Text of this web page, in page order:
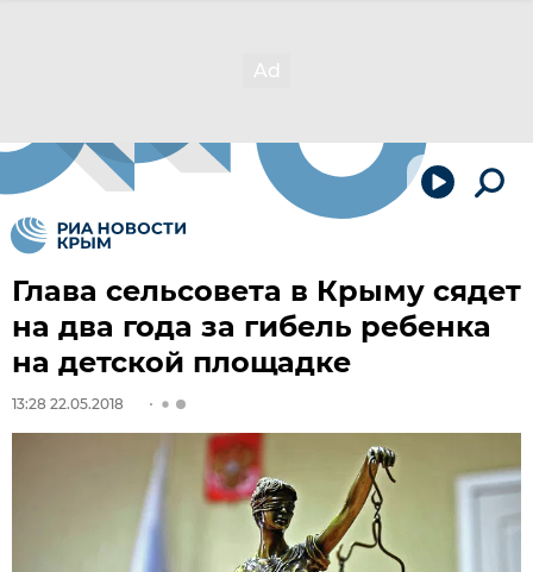
Глава сельсовета в Крыму сядет
на два года за гибель ребенка
на детской площадке
13:28 22.05.2018